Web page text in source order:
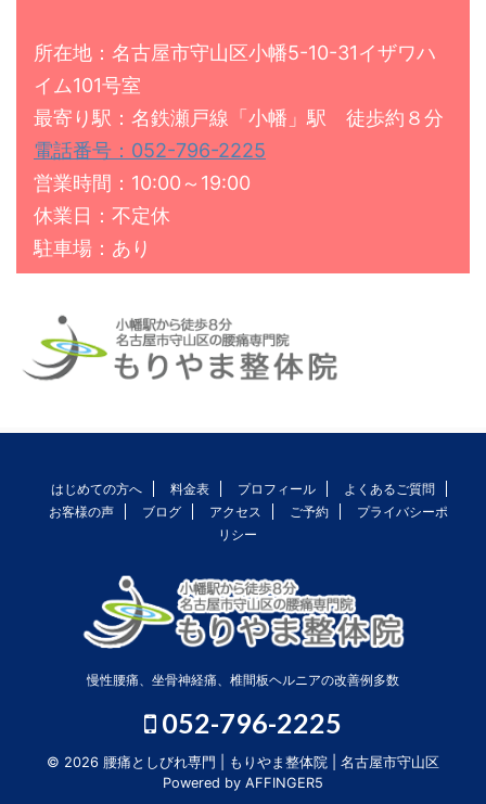
所在地：名古屋市守山区小幡5-10-31イザワハ
イム101号室
最寄り駅：名鉄瀬戸線「小幡」駅 徒歩約８分
電話番号：052-796-2225
営業時間：10:00～19:00
休業日：不定休
駐車場：あり
はじめての方へ 料金表 プロフィール
よくあるご質問
お客様の声
ブログ アクセス ご予約
プライバシーポ
リシー
慢性腰痛、坐骨神経痛、椎間板ヘルニアの改善例多数
052-796-2225
© 2026 腰痛としびれ専門 | もりやま整体院 | 名古屋市守山区
Powered by AFFINGER5